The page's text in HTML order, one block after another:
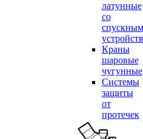
латунные
со
спускным
Краны
шаровые
чугунные
Системы
защиты
от
протечек